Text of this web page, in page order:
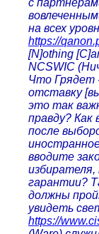
с
на всех
https://
[N]othing
NCSWIC
Что Грядет
отставку
это так
правду?
после
вводите
гарантии?
должны
увидеть
https://